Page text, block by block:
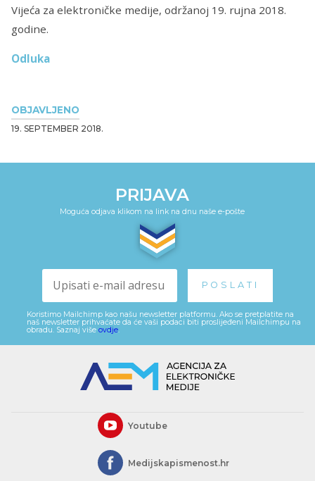
OBJAVLJENO
19. SEPTEMBER 2018.
Vijeća za elektroničke medije, održanoj 19. rujna 2018.
godine.
Odluka
PRIJAVA
Moguća odjava klikom na link na dnu naše e-pošte
Koristimo Mailchimp kao našu newsletter platformu. Ako se pretplatite na
naš newsletter prihvaćate da će vaši podaci biti proslijeđeni Mailchimpu na
obradu. Saznaj više ovdje.
Youtube
Medijskapismenost.hr